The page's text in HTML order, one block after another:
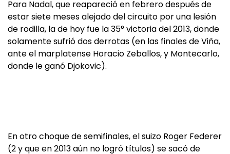
Para Nadal, que reapareció en febrero después de
estar siete meses alejado del circuito por una lesión
de rodilla, la de hoy fue la 35° victoria del 2013, donde
solamente sufrió dos derrotas (en las finales de Viña,
ante el marplatense Horacio Zeballos, y Montecarlo,
donde le ganó Djokovic).
En otro choque de semifinales, el suizo Roger Federer
(2 y que en 2013 aún no logró títulos) se sacó de